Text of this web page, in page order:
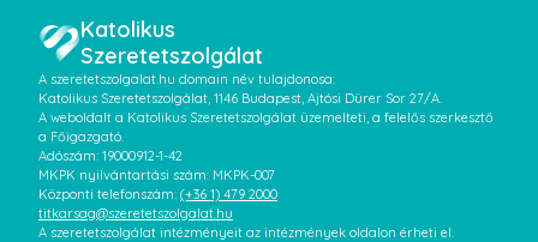
Katolikus
Szeretetszolgálat
A szeretetszolgalat.hu domain név tulajdonosa:
Katolikus Szeretetszolgálat, 1146 Budapest, Ajtósi Dürer Sor 27/A.
A weboldalt a Katolikus Szeretetszolgálat üzemelteti, a felelős szerkesztő
a Főigazgató.
Adószám: 19000912-1-42
MKPK nyilvántartási szám: MKPK-007
Központi telefonszám: (+36 1) 479 2000
titkarsag@szeretetszolgalat.hu
A szeretetszolgálat intézményeit az intézmények oldalon érheti el.